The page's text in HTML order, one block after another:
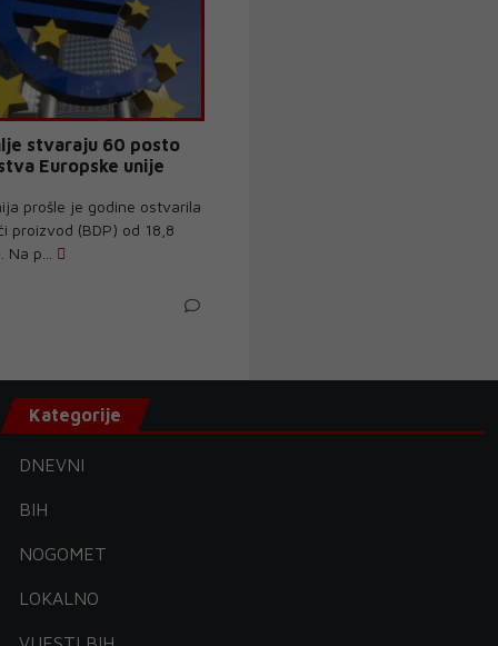
stvaraju 60 posto
Europske unije
prošle je godine ostvarila
proizvod (BDP) od 18,8
p...
Kategorije
DNEVNI
BIH
NOGOMET
LOKALNO